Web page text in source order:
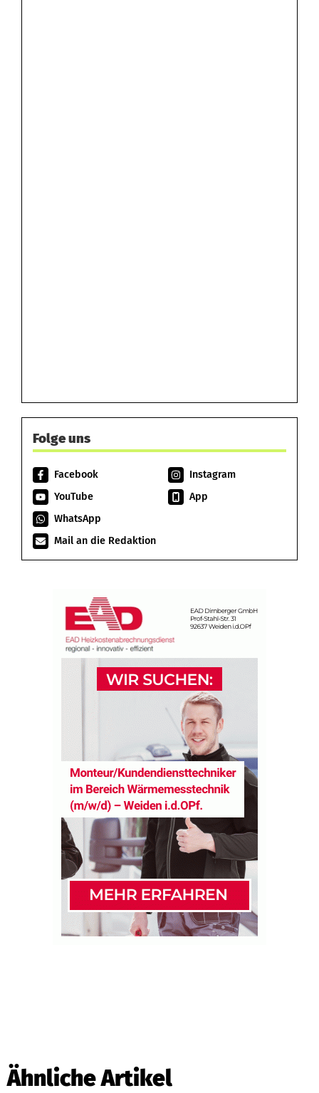
Folge uns
Facebook
Instagram
YouTube
App
WhatsApp
Mail an die Redaktion
Ähnliche Artikel